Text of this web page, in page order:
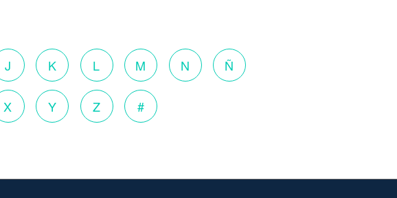
J K L M N Ñ
X Y Z #